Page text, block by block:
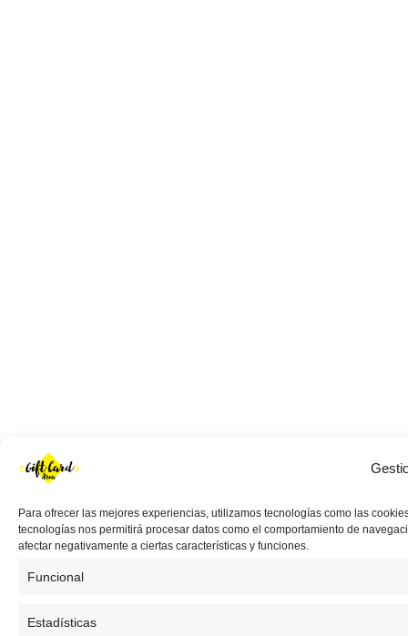
Para ofrecer las mejores experiencias, utilizamos tecnologías como las
tecnologías nos permitirá procesar datos como el comportamiento de
afectar negativamente a ciertas características y funciones.
Funcional
Estadísticas